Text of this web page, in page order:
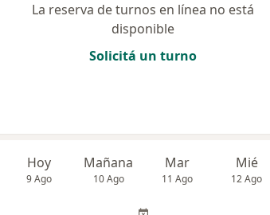
La reserva de turnos en línea no está
disponible
Solicitá un turno
Hoy
9 Ago
Mañana
10 Ago
Mar
11 Ago
Mié
12 Ago